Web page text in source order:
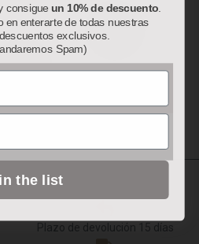
Plazo de devolución 15 días
consigue un 10% de descuento
en enterarte de todas nuestras
exclusivos.
Spam)
the list